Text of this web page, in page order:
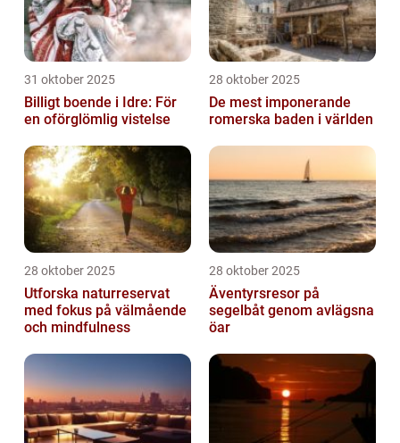
31 oktober 2025
Billigt boende i Idre: För
en oförglömlig vistelse
28 oktober 2025
De mest imponerande
romerska baden i världen
28 oktober 2025
Utforska naturreservat
med fokus på välmående
och mindfulness
28 oktober 2025
Äventyrsresor på
segelbåt genom avlägsna
öar